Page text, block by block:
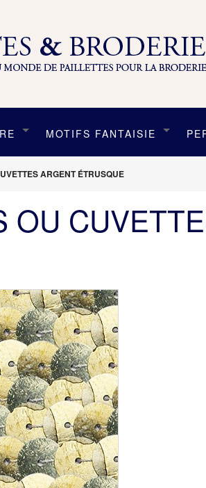
MOTIFS FANTAISIE
ARGENT ÉTRUSQUE
OU